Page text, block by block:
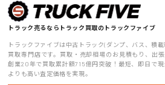
トラック売るならトラック買取のトラックファイブ
トラックファイブは中古トラック(ダンプ、バス、積
買取専門店です。買取・売却相場のお見積もり、出
創業20年で買取累計額715億円突破！最短、即日で
よりも高い査定価格を実現。